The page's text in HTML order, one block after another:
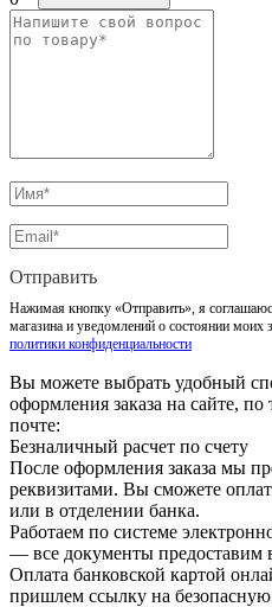
Отправить
Нажимая кнопку «Отправить», я
магазина и уведомлений о состоянии моих
политики конфиденциальности
Вы можете выбрать удобный
оформления заказа на сайте,
почте:
Безналичный расчет по счету
После оформления заказа мы
реквизитами. Вы сможете
или в отделении банка.
Работаем по системе
— все документы предоставим
Оплата банковской картой
пришлем ссылку на безопасную